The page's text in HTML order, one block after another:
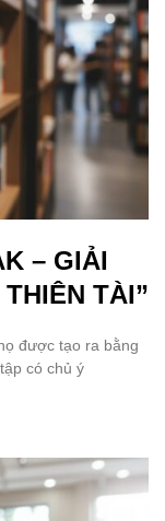
– GIẢI
TÀI”
được tạo ra bằng
có chủ ý